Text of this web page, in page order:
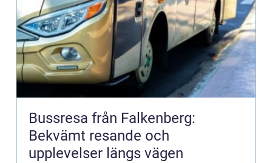
Bussresa från Falkenberg:
Bekvämt resande och
upplevelser längs vägen